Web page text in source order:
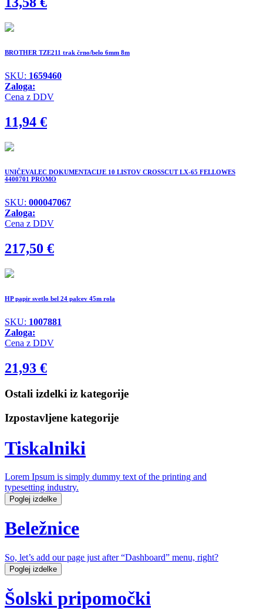
BROTHER TZE211 trak črno/belo 6mm 8m
SKU: 1659460
Zaloga:
Cena z DDV
11,94 €
UNIČEVALEC DOKUMENTACIJE 10 LISTOV CROSSCUT LX-65 FELLOWES
4400701 PROMO
SKU: 000047067
Zaloga:
Cena z DDV
217,50 €
HP papir svetlo bel 24 palcev 45m rola
SKU: 1007881
Zaloga:
Cena z DDV
21,93 €
Ostali izdelki iz kategorije
Izpostavljene kategorije
Tiskalniki
Lorem Ipsum is simply dummy text of the printing and
typesetting industry.
Poglej izdelke
Beležnice
So, let’s add our page just after “Dashboard” menu, right?
Poglej izdelke
Šolski pripomočki